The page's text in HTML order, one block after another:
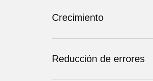
Crecimiento
Reducción de errores